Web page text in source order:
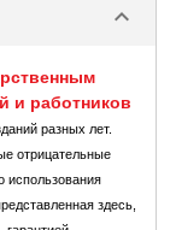
keyboard_arrow_down
и работников
разных лет.
отрицательные
использования
здесь,